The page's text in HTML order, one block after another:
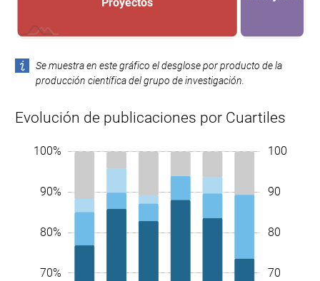
Se muestra en este gráfico el desglose por producto de la
producción científica del grupo de investigación.
Evolución de publicaciones por Cuartiles
100%
90%
80%
70%
-10
-5
515
110
100
90
80
70
70